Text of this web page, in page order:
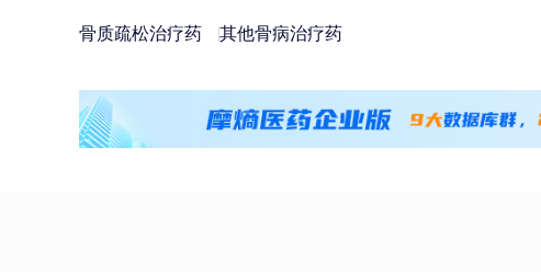
骨质疏松治疗药 其他骨病治疗药